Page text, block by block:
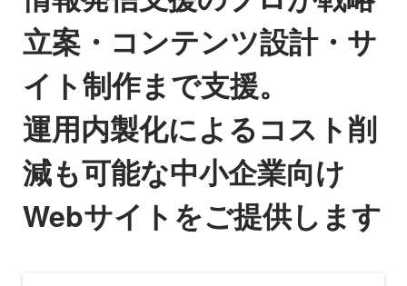
立案・コンテンツ設計・サ
イト制作まで支援。
運用内製化によるコスト削
減も可能な中小企業向け
Webサイトをご提供します